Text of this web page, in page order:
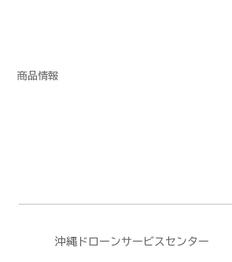
商品情報
沖縄ドローンサービスセンター